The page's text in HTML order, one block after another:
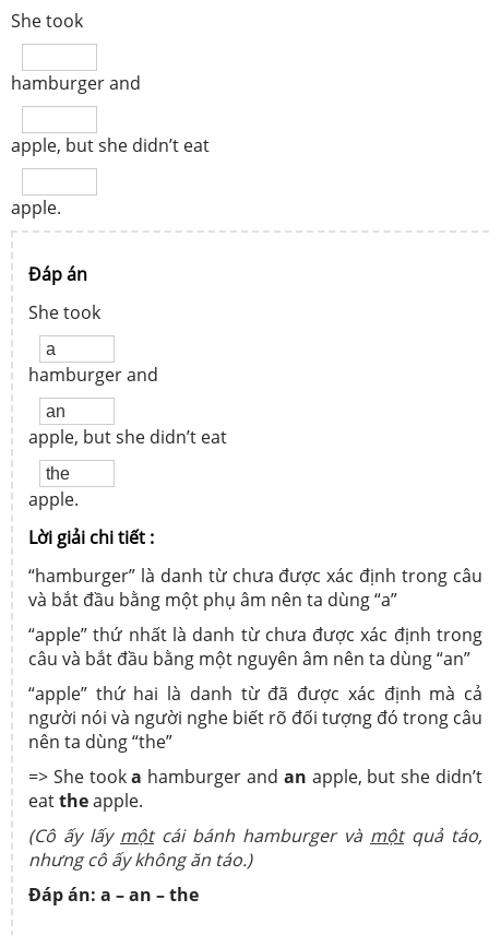
She took
hamburger and
apple, but she didn’t eat
apple.
Đáp án
She took
hamburger and
apple, but she didn’t eat
apple.
Lời giải chi tiết :
“hamburger” là danh từ chưa được xác định trong câu
và bắt đầu bằng một phụ âm nên ta dùng “a”
“apple” thứ nhất là danh từ chưa được xác định trong
câu và bắt đầu bằng một nguyên âm nên ta dùng “an”
“apple” thứ hai là danh từ đã được xác định mà cả
người nói và người nghe biết rõ đối tượng đó trong câu
nên ta dùng “the”
=> She tooka hamburger and an apple, but she didn’t
eattheapple.
(Cô ấy lấy mộtcái bánh hamburger và mộtquả táo,
nhưng cô ấy không ăn táo.)
Đáp án: a – an – the